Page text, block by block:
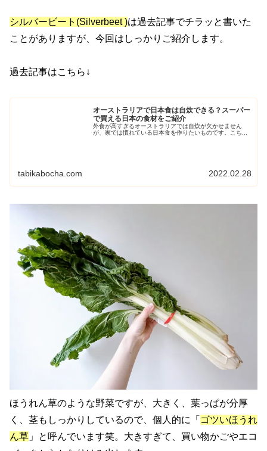
シルバービート(Silverbeet )は過去記事でチラッと書いた
ことがありますが、今回はしっかりご紹介します。
過去記事はこちら↓
オーストラリアで日本食は自炊できる？スーパー
で買える日本の食材をご紹介
外食が高すぎるオーストラリアでは自炊が欠かせません
が、家では慣れている日本食を作りたいものです。こち...
tabikabocha.com 2022.02.28
ほうれん草のような野菜ですが、大きく、葉っぱが分厚
く、茎もしっかりしているので、個人的に「 ゴツいほうれ
ん草 」と呼んでいます笑。大きすぎて、買い物かごやエコ